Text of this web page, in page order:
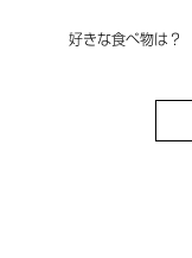
好きな食べ物は？